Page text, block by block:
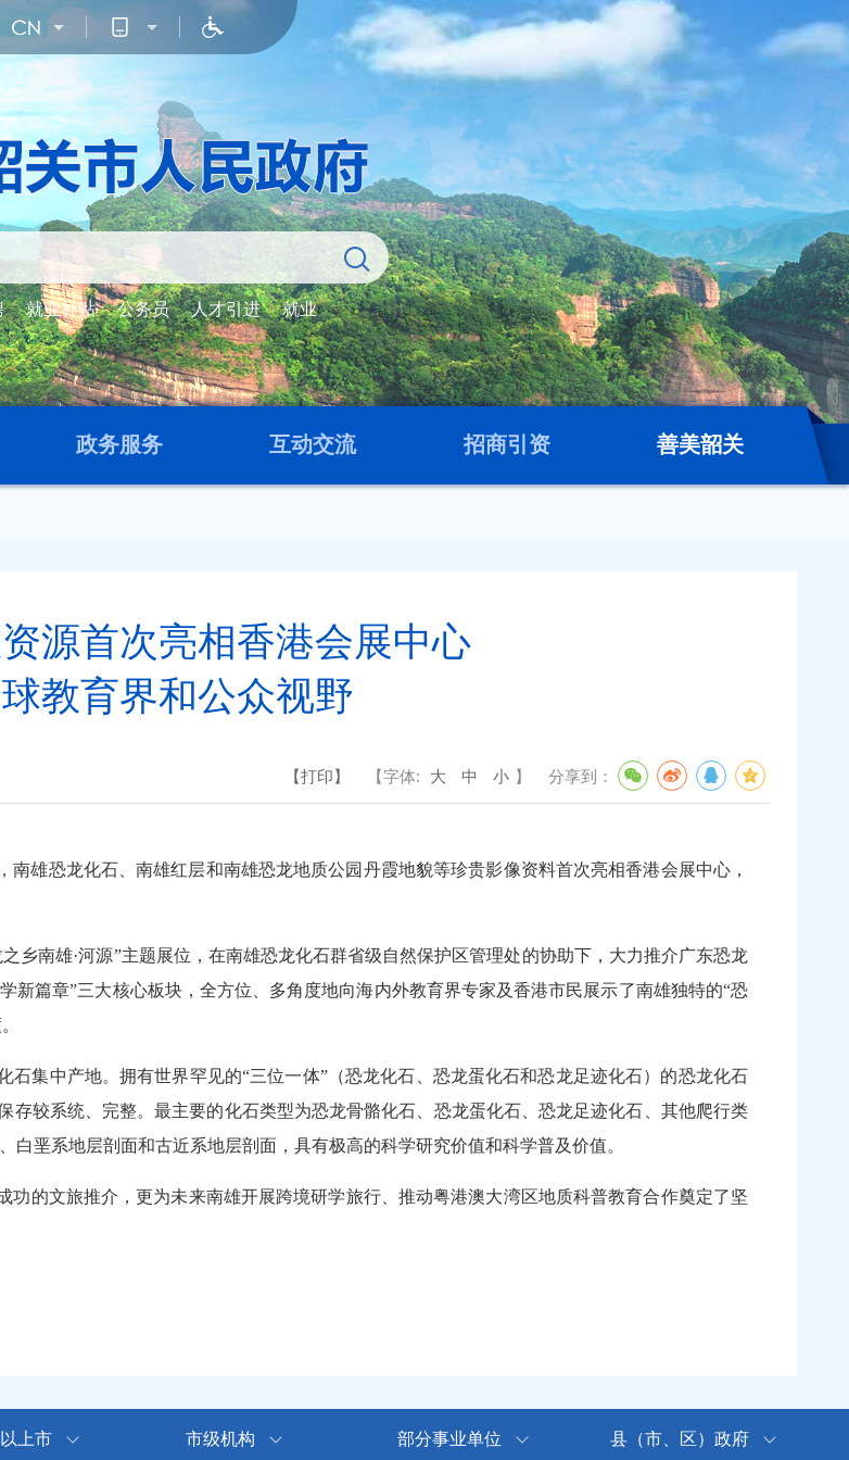
就业补贴 公务员 人才引进 就业
政务服务 互动交流 招商引资 善美韶关
源首次亮相香港会展中心
教育界和公众视野
【打印】 【字体: 大 中 小 】 分享到：
雄恐龙化石、南雄红层和南雄恐龙地质公园丹霞地貌等珍贵影像资料首次亮相香港会展中心，
南雄·河源”主题展位，在南雄恐龙化石群省级自然保护区管理处的协助下，大力推介广东恐龙
新篇章”三大核心板块，全方位、多角度地向海内外教育界专家及香港市民展示了南雄独特的“恐
度。
集中产地。拥有世界罕见的“三位一体”（恐龙化石、恐龙蛋化石和恐龙足迹化石）的恐龙化石
较系统、完整。最主要的化石类型为恐龙骨骼化石、恐龙蛋化石、恐龙足迹化石、其他爬行类
白垩系地层剖面和古近系地层剖面，具有极高的科学研究价值和科学普及价值。
的文旅推介，更为未来南雄开展跨境研学旅行、推动粤港澳大湾区地质科普教育合作奠定了坚
上市 市级机构 部分事业单位 县（市、区）政府